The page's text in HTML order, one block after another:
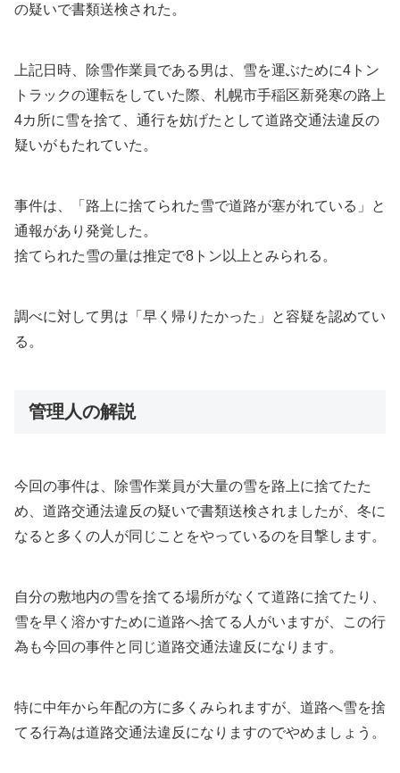
の疑いで書類送検された。
上記日時、除雪作業員である男は、雪を運ぶために4トン
トラックの運転をしていた際、札幌市手稲区新発寒の路上
4カ所に雪を捨て、通行を妨げたとして道路交通法違反の
疑いがもたれていた。
事件は、「路上に捨てられた雪で道路が塞がれている」と
通報があり発覚した。
捨てられた雪の量は推定で8トン以上とみられる。
調べに対して男は「早く帰りたかった」と容疑を認めてい
る。
管理人の解説
今回の事件は、除雪作業員が大量の雪を路上に捨てたた
め、道路交通法違反の疑いで書類送検されましたが、冬に
なると多くの人が同じことをやっているのを目撃します。
自分の敷地内の雪を捨てる場所がなくて道路に捨てたり、
雪を早く溶かすために道路へ捨てる人がいますが、この行
為も今回の事件と同じ道路交通法違反になります。
特に中年から年配の方に多くみられますが、道路へ雪を捨
てる行為は道路交通法違反になりますのでやめましょう。